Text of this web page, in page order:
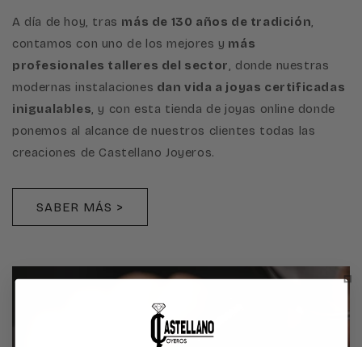
A día de hoy, tras más de 130 años de tradición,
contamos con uno de los mejores y más
profesionales talleres del sector, donde nuestras
modernas instalaciones dan vida a joyas certificadas
inigualables, y con esta tienda de joyas online donde
ponemos al alcance de nuestros clientes todas las
creaciones de Castellano Joyeros.
SABER MÁS >